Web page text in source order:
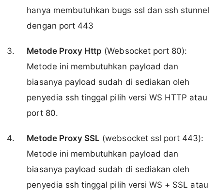
hanya membutuhkan bugs ssl dan ssh stunnel
dengan port 443
Metode Proxy Http (Websocket port 80):
Metode ini membutuhkan payload dan
biasanya payload sudah di sediakan oleh
penyedia ssh tinggal pilih versi WS HTTP atau
port 80.
Metode Proxy SSL (websocket ssl port 443):
Metode ini membutuhkan payload dan
biasanya payload sudah di sediakan oleh
penyedia ssh tinggal pilih versi WS + SSL atau